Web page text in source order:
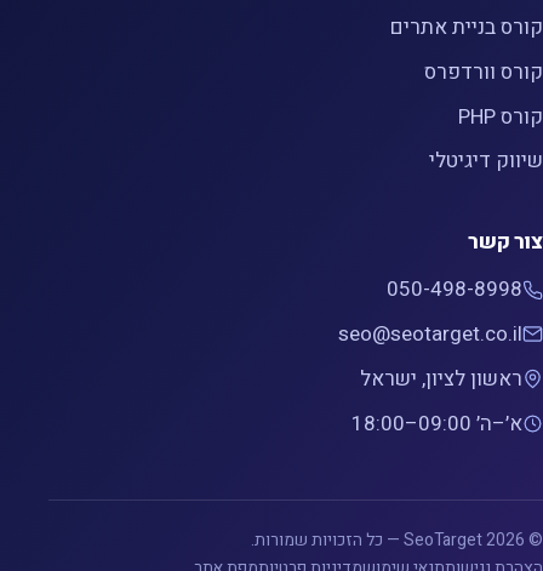
קורס בניית אתרים
קורס וורדפרס
קורס PHP
שיווק דיגיטלי
צור קשר
050-498-8998
seo@seotarget.co.il
ראשון לציון, ישראל
א׳–ה׳ 09:00–18:00
© 2026 SeoTarget — כל הזכויות שמורות.